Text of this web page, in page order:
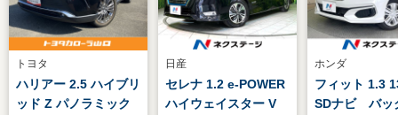
トヨタ
ハリアー 2.5 ハイブリ
ッド Z パノラミック
日産
セレナ 1.2 e-POWER
ハイウェイスター V
ホンダ
フィット 1.3
SDナビ バッ